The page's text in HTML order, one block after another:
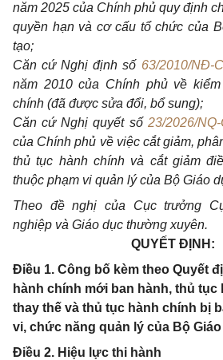
năm 2025 của Chính phủ quy định
quyền hạn và cơ cấu tổ chức của
tạo;
Căn cứ Nghị định số 63/2010/NĐ-
năm 2010 của Chính phủ về
chính (đã được sửa đổi, bổ sung);
Căn cứ Nghị quyết số 23/2026/NQ-
của Chính phủ về việc cắt giảm,
thủ tục hành chính và cắt giảm
thuộc phạm vi quản lý của Bộ Giáo
Theo đề nghị của Cục trưởng
nghiệp và Giáo dục thường xuyên.
QUYẾT ĐỊNH:
Điều 1. Công bố kèm theo Quyết
hành chính mới ban hành, thủ
thay thế và thủ tục hành chính bị
vi, chức năng quản lý của Bộ
Điều 2. Hiệu lực thi hành